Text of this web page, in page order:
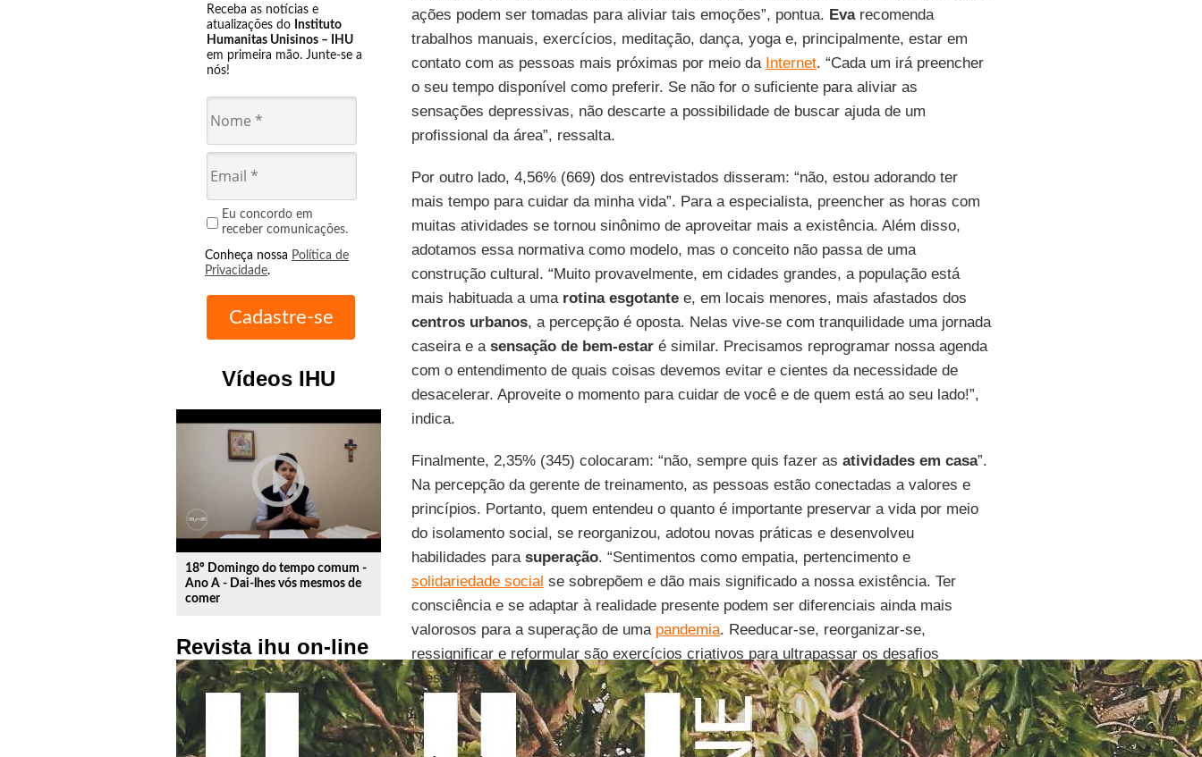
Receba as notícias e
atualizações do Instituto
Humanitas Unisinos – IHU
em primeira mão. Junte-se a
nós!
Eu concordo em
receber comunicações.
Conheça nossa Política de
Privacidade.
Vídeos IHU
play_circle_outline
18º Domingo do tempo comum -
Ano A - Dai-lhes vós mesmos de
comer
Revista ihu on-line
ações podem ser tomadas para aliviar tais emoções”, pontua. Evarecomenda
trabalhos manuais, exercícios, meditação, dança, yoga e, principalmente, estar em
contato com as pessoas mais próximas por meio da Internet. “Cada um irá preencher
o seu tempo disponível como preferir. Se não for o suficiente para aliviar as
sensações depressivas, não descarte a possibilidade de buscar ajuda de um
profissional da área”, ressalta.
Por outro lado, 4,56% (669) dos entrevistados disseram: “não, estou adorando ter
mais tempo para cuidar da minha vida”. Para a especialista, preencher as horas com
muitas atividades se tornou sinônimo de aproveitar mais a existência. Além disso,
adotamos essa normativa como modelo, mas o conceito não passa de uma
construção cultural. “Muito provavelmente, em cidades grandes, a população está
mais habituada a uma rotina esgotantee, em locais menores, mais afastados dos
centros urbanos, a percepção é oposta. Nelas vive-se com tranquilidade uma jornada
caseira e a sensação de bem-estaré similar. Precisamos reprogramar nossa agenda
com o entendimento de quais coisas devemos evitar e cientes da necessidade de
desacelerar. Aproveite o momento para cuidar de você e de quem está ao seu lado!”,
indica.
Finalmente, 2,35% (345) colocaram: “não, sempre quis fazer as atividades em casa”.
Na percepção da gerente de treinamento, as pessoas estão conectadas a valores e
princípios. Portanto, quem entendeu o quanto é importante preservar a vida por meio
do isolamento social, se reorganizou, adotou novas práticas e desenvolveu
habilidades para superação. “Sentimentos como empatia, pertencimento e
solidariedade social se sobrepõem e dão mais significado a nossa existência. Ter
consciência e se adaptar à realidade presente podem ser diferenciais ainda mais
valorosos para a superação de uma pandemia. Reeducar-se, reorganizar-se,
ressignificar e reformular são exercícios criativos para ultrapassar os desafios
presentes”, finaliza
Eva.